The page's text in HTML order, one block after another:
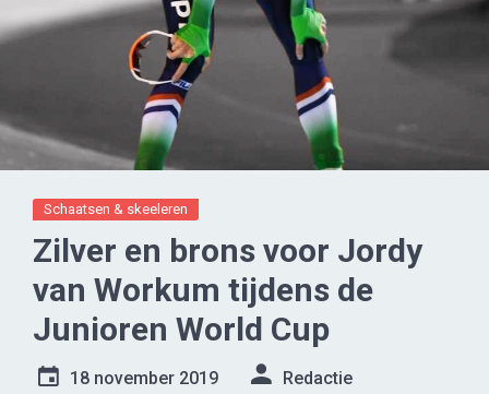
Schaatsen & skeeleren
Zilver en brons voor Jordy
van Workum tijdens de
Junioren World Cup
18 november 2019 Redactie